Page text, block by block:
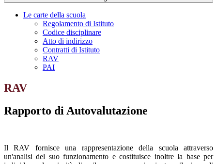
Le carte della scuola
Regolamento di Istituto
Codice disciplinare
Atto di indirizzo
Contratti di Istituto
RAV
PAI
RAV
Rapporto di Autovalutazione
Il RAV fornisce una rappresentazione della scuola attraverso
un'analisi del suo funzionamento e costituisce inoltre la base per